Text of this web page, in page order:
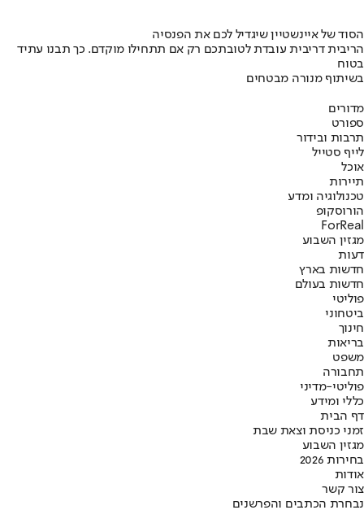
הסוד של איינשטיין שיגדיל לכם את הפנסיה
הריבית דריבית עובדת לטובתכם רק אם תתחילו מוקדם. כך תבנו עתיד
בטוח
בשיתוף מנורה מבטחים
מדורים
ספורט
תרבות ובידור
לייף סטייל
אוכל
תיירות
טכנולוגיה ומדע
הורוסקופ
ForReal
מגזין השבוע
דעות
חדשות בארץ
חדשות בעולם
פוליטי
ביטחוני
חינוך
בריאות
משפט
תחבורה
פוליטי-מדיני
כללי ומידע
דף הבית
זמני כניסת וצאת שבת
מגזין השבוע
בחירות 2026
אודות
צור קשר
נבחרת הכתבים והפרשנים